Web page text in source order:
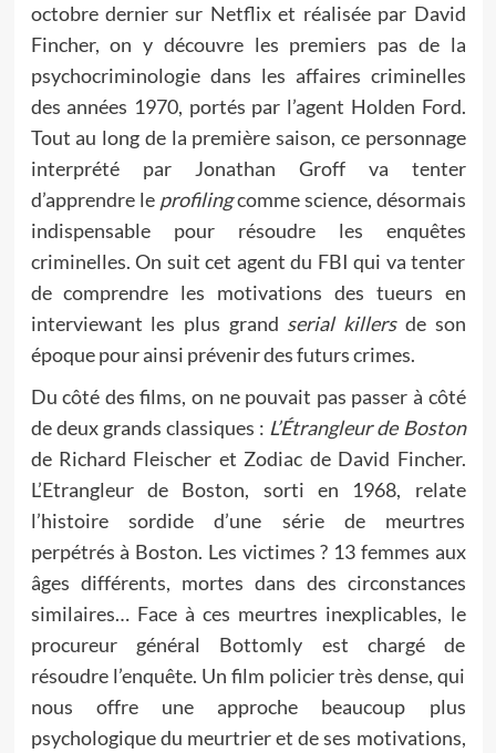
octobre dernier sur Netflix et réalisée par David
Fincher, on y découvre les premiers pas de la
psychocriminologie dans les affaires criminelles
des années 1970, portés par l’agent Holden Ford.
Tout au long de la première saison, ce personnage
interprété par Jonathan Groff va tenter
d’apprendre le profilingcomme science, désormais
indispensable pour résoudre les enquêtes
criminelles. On suit cet agent du FBI qui va tenter
de comprendre les motivations des tueurs en
interviewant les plus grand serial killersde son
époque pour ainsi prévenir des futurs crimes.
Du côté des films, on ne pouvait pas passer à côté
de deux grands classiques : L’Étrangleur de Boston
de Richard Fleischer et Zodiac de David Fincher.
L’Etrangleur de Boston, sorti en 1968, relate
l’histoire sordide d’une série de meurtres
perpétrés à Boston. Les victimes ? 13 femmes aux
âges différents, mortes dans des circonstances
similaires… Face à ces meurtres inexplicables, le
procureur général Bottomly est chargé de
résoudre l’enquête. Un film policier très dense, qui
nous offre une approche beaucoup plus
psychologique du meurtrier et de ses motivations,